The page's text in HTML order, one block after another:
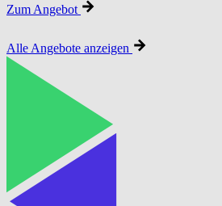
Zum Angebot
Alle Angebote anzeigen